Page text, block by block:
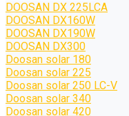
DOOSAN DX 225LCA
DOOSAN DX160W
DOOSAN DX190W
DOOSAN DX300
Doosan solar 180
Doosan solar 225
Doosan solar 250 LC-V
Doosan solar 340
Doosan solar 420